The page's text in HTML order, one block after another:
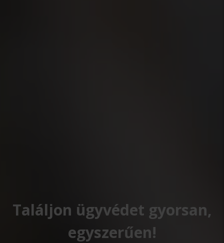
Találjon ügyvédet gyorsan,
egyszerűen!